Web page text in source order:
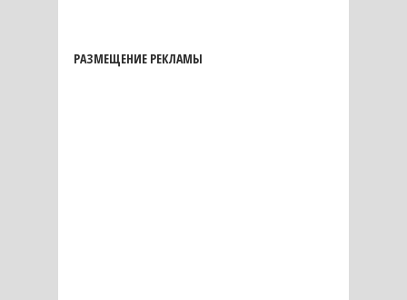
РАЗМЕЩЕНИЕ РЕКЛАМЫ